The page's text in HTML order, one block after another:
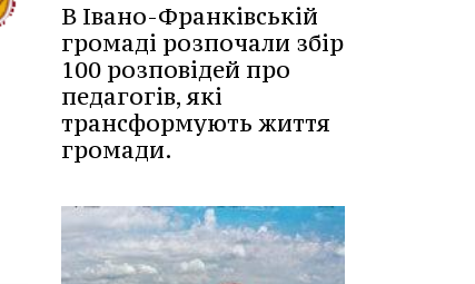
В Івано-Франківській
громаді розпочали збір
100 розповідей про
педагогів, які
трансформують життя
громади.